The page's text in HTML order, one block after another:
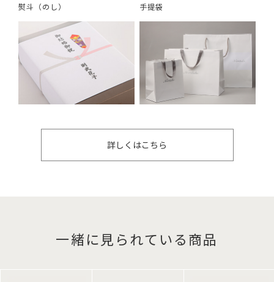
熨斗（のし） 手提袋
詳しくはこちら
一緒に見られている商品